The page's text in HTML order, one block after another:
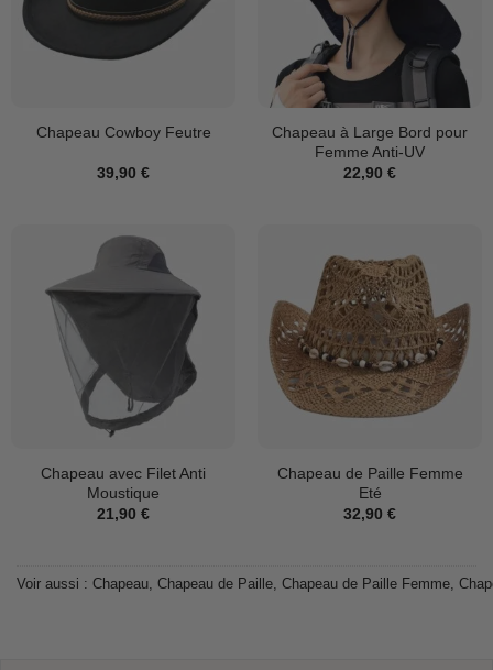
Chapeau Cowboy Feutre
39,90 €
Chapeau à Large Bord pour
Femme Anti-UV
22,90 €
Chapeau avec Filet Anti
Moustique
21,90 €
Chapeau de Paille Femme
Eté
32,90 €
Voir aussi : Chapeau Chapeau de Paille Chapeau de Paille Femme